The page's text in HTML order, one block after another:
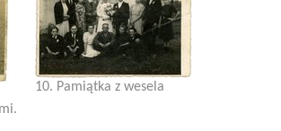
10. Pamiątka z wesela